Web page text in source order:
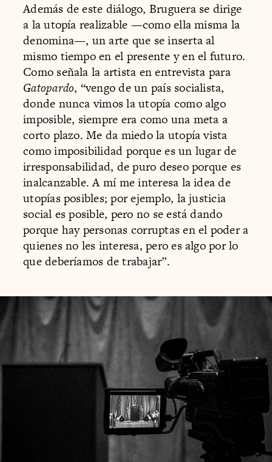
Además de este diálogo, Bruguera se dirige
a la utopía realizable —como ella misma la
denomina—, un arte que se inserta al
mismo tiempo en el presente y en el futuro.
Como señala la artista en entrevista para
Gatopardo, “vengo de un país socialista,
donde nunca vimos la utopía como algo
imposible, siempre era como una meta a
corto plazo. Me da miedo la utopía vista
como imposibilidad porque es un lugar de
irresponsabilidad, de puro deseo porque es
inalcanzable. A mí me interesa la idea de
utopías posibles; por ejemplo, la justicia
social es posible, pero no se está dando
porque hay personas corruptas en el poder a
quienes no les interesa, pero es algo por lo
que deberíamos de trabajar”.